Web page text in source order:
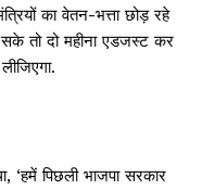
का वेतन-भत्ता छोड़ रहे
तो दो महीना एडजस्ट कर
‘हमें पिछली भाजपा सरकार